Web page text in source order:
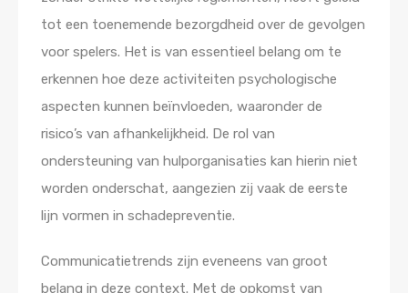
tot een toenemende bezorgdheid over de gevolgen
voor spelers. Het is van essentieel belang om te
erkennen hoe deze activiteiten psychologische
aspecten kunnen beïnvloeden, waaronder de
risico’s van afhankelijkheid. De rol van
ondersteuning van hulporganisaties kan hierin niet
worden onderschat, aangezien zij vaak de eerste
lijn vormen in schadepreventie.
Communicatietrends zijn eveneens van groot
belang in deze context. Met de opkomst van